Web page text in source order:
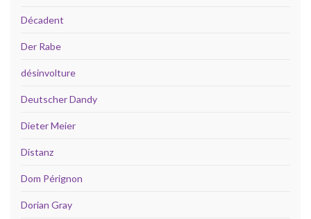
Décadent
Der Rabe
désinvolture
Deutscher Dandy
Dieter Meier
Distanz
Dom Pérignon
Dorian Gray